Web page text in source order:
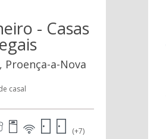
- Casas
Proença-a-Nova
casal
(+7)